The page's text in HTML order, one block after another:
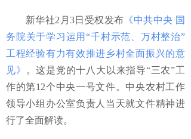
新华社2月3日受权发布 《中共中央 国
务院关于学习运用“千村示范、万村整治”
工程经验有力有效推进乡村全面振兴的意
见》
。这是党的十八大以来指导“三农”工
作的第12个中央一号文件。中央农村工作
领导小组办公室负责人当天就文件精神进
行了全面解读。